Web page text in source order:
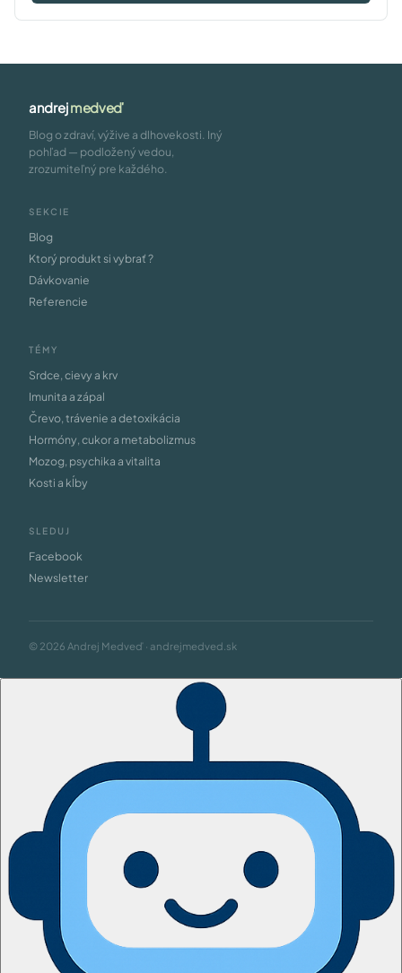
andrejmedveď
Blog o zdraví, výžive a dlhovekosti. Iný
pohľad — podložený vedou,
zrozumiteľný pre každého.
SEKCIE
Blog
Ktorý produkt si vybrať ?
Dávkovanie
Referencie
TÉMY
Srdce, cievy a krv
Imunita a zápal
Črevo, trávenie a detoxikácia
Hormóny, cukor a metabolizmus
Mozog, psychika a vitalita
Kosti a kĺby
SLEDUJ
Facebook
Newsletter
© 2026 Andrej Medveď · andrejmedved.sk